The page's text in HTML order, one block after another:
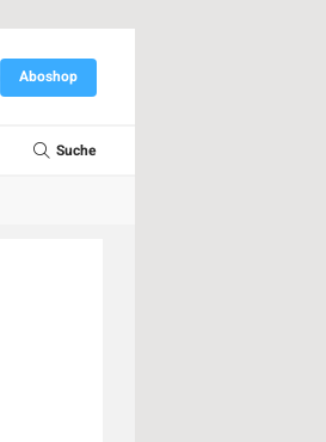
Aboshop
Suche